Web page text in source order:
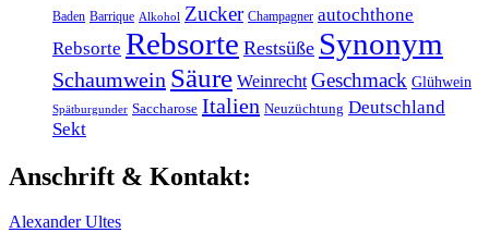
Baden Barrique Alkohol Zucker Champagner autochthone
Rebsorte Rebsorte Restsüße Synonym
Schaumwein Säure Weinrecht Geschmack Glühwein
Spätburgunder Saccharose Italien Neuzüchtung Deutschland
Sekt
Anschrift & Kontakt:
Alexander Ultes